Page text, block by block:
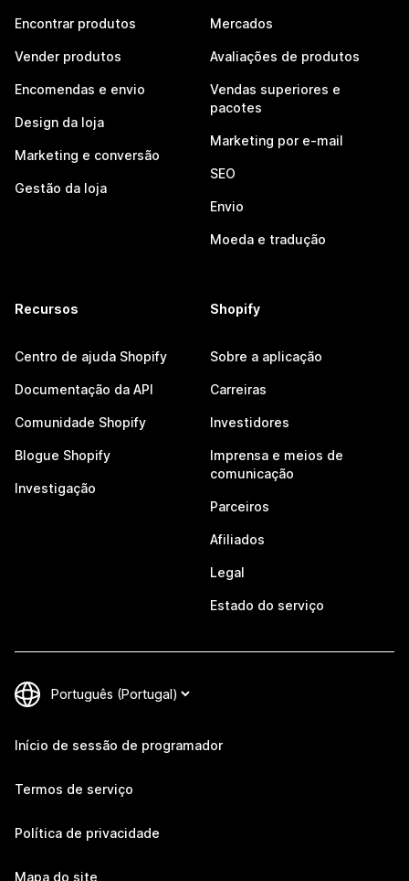
Encontrar produtos
Vender produtos
Encomendas e envio
Design da loja
Marketing e conversão
Gestão da loja
Mercados
Avaliações de produtos
Vendas superiores e
pacotes
Marketing por e-mail
SEO
Envio
Moeda e tradução
Recursos
Centro de ajuda Shopify
Documentação da API
Comunidade Shopify
Blogue Shopify
Investigação
Shopify
Sobre a aplicação
Carreiras
Investidores
Imprensa e meios de
comunicação
Parceiros
Afiliados
Legal
Estado do serviço
Início de sessão de programador
Termos de serviço
Política de privacidade
Mapa do site